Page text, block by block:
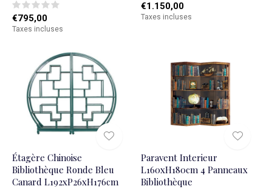
€795,00
Taxes incluses
€1.150,00
Taxes incluses
Étagère Chinoise
Bibliothèque Ronde Bleu
Canard L192xP26xH176cm
Paravent Interieur
L160xH180cm 4 Panneaux
Bibliothèque